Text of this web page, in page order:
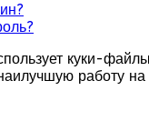
куки-
работу